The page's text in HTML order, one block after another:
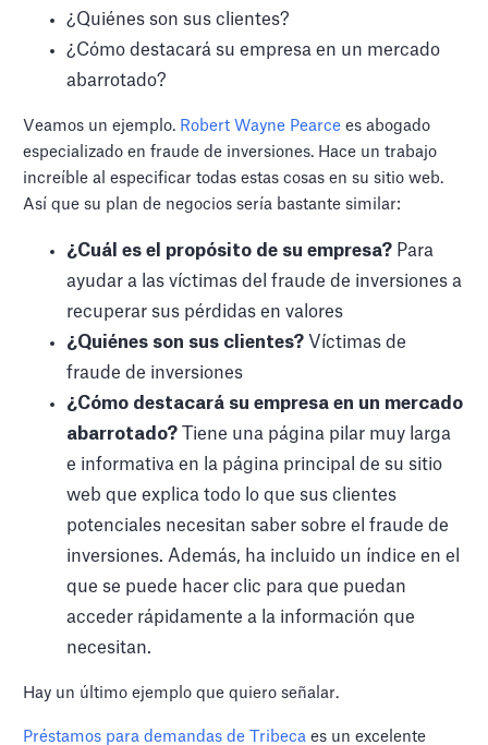
¿Quiénes son sus clientes?
¿Cómo destacará su empresa en un mercado
abarrotado?
Veamos un ejemplo. Robert Wayne Pearce es abogado
especializado en fraude de inversiones. Hace un trabajo
increíble al especificar todas estas cosas en su sitio web.
Así que su plan de negocios sería bastante similar:
¿Cuál es el propósito de su empresa? Para
ayudar a las víctimas del fraude de inversiones a
recuperar sus pérdidas en valores
¿Quiénes son sus clientes? Víctimas de
fraude de inversiones
¿Cómo destacará su empresa en un mercado
abarrotado?
Tiene una página pilar muy larga
e informativa en la página principal de su sitio
web que explica todo lo que sus clientes
potenciales necesitan saber sobre el fraude de
inversiones. Además, ha incluido un índice en el
que se puede hacer clic para que puedan
acceder rápidamente a la información que
necesitan.
Hay un último ejemplo que quiero señalar.
Préstamos para demandas de Tribeca es un excelente